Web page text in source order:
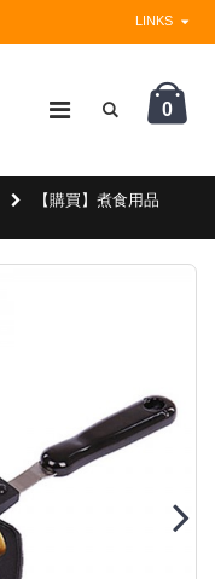
LINKS
0
【購買】煮食用品